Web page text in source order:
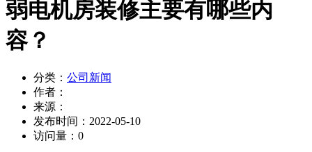
弱电机房装修主要有哪些内
容？
分类： 公司新闻
作者：
来源：
发布时间： 2022-05-10
访问量： 0